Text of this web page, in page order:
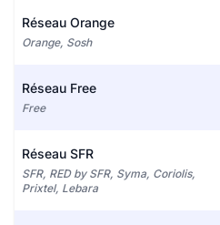
Réseau Orange
Orange, Sosh
Réseau Free
Free
Réseau SFR
SFR, RED by SFR, Syma, Coriolis,
Prixtel, Lebara